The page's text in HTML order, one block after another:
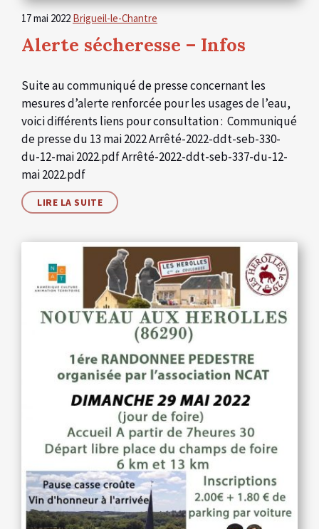
17 mai 2022 Brigueil-le-Chantre
Alerte sécheresse – Infos
Suite au communiqué de presse concernant les
mesures d’alerte renforcée pour les usages de l’eau,
voici différents liens pour consultation : Communiqué
de presse du 13 mai 2022 Arrêté-2022-ddt-seb-330-
du-12-mai 2022.pdf Arrêté-2022-ddt-seb-337-du-12-
mai 2022.pdf
LIRE LA SUITE